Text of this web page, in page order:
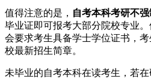
值得注意的是， 自考本科考研不
毕业证即可报考大部分院校专业
会要求考生具备学士学位证书，
校最新招生简章。
未毕业的自考本科在读考生，若